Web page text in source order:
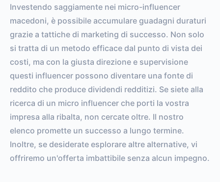
Investendo saggiamente nei micro-influencer
macedoni, è possibile accumulare guadagni duraturi
grazie a tattiche di marketing di successo. Non solo
si tratta di un metodo efficace dal punto di vista dei
costi, ma con la giusta direzione e supervisione
questi influencer possono diventare una fonte di
reddito che produce dividendi redditizi. Se siete alla
ricerca di un micro influencer che porti la vostra
impresa alla ribalta, non cercate oltre. Il nostro
elenco promette un successo a lungo termine.
Inoltre, se desiderate esplorare altre alternative, vi
offriremo un'offerta imbattibile senza alcun impegno.